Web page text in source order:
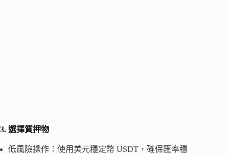
3. 選擇質押物
低風險操作：使用美元穩定幣 USDT，確保匯率穩